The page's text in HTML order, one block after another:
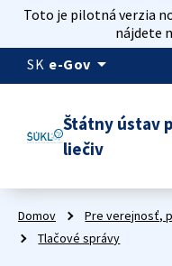
Toto je pilotná verzia
nájdete
SK e-Gov arrow_drop_down
Štátny ústav
liečiv
Domov Pre verejnosť,
Tlačové správy